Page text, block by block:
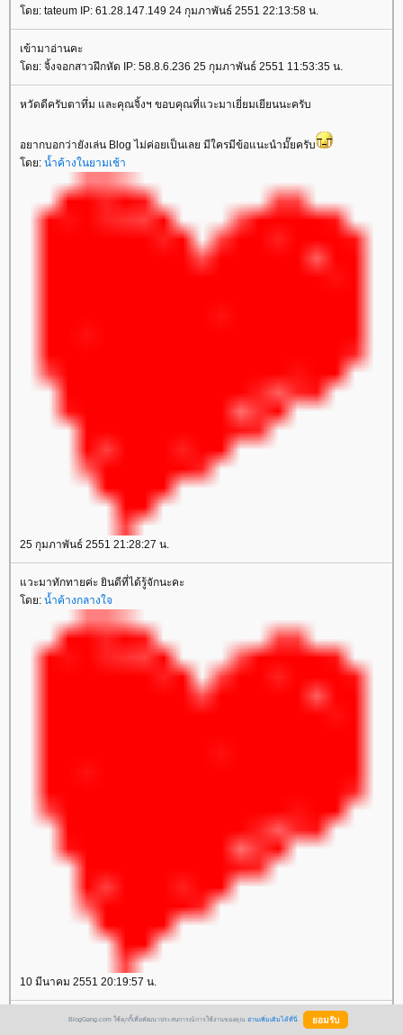
ดย: tateum IP: 61.28.147.149 24 กุมภาพันธ์ 2551 22:13:58 น.
เข้ามาอ่านคะ
ดย: จิ้งจอกสาวฝึกหัด IP: 58.8.6.236 25 กุมภาพันธ์ 2551 11:53:35 น.
หวัดดีครับตาทึ่ม และคุณจิ้งฯ ขอบคุณที่แวะมาเยี่ยมเยียนนะครับ
อยากบอกว่ายังเล่น Blog ไม่ค่อยเป็นเลย มีใครมีข้อแนะนำมั๊ยครับ
ดย: น้ำค้างในยามเช้า
25 กุมภาพันธ์ 2551 21:28:27 น.
วะมาทักทายค่ะ ยินดีที่ได้รู้จักนะคะ
ดย: น้ำค้างกลางใจ
10 มีนาคม 2551 20:19:57 น.
BlogGang.com ใช้คุกกี้เพื่อพัฒนาประสบการณ์การใช้งานของคุณ อ่านเพิ่มเติมได้ที่นี่